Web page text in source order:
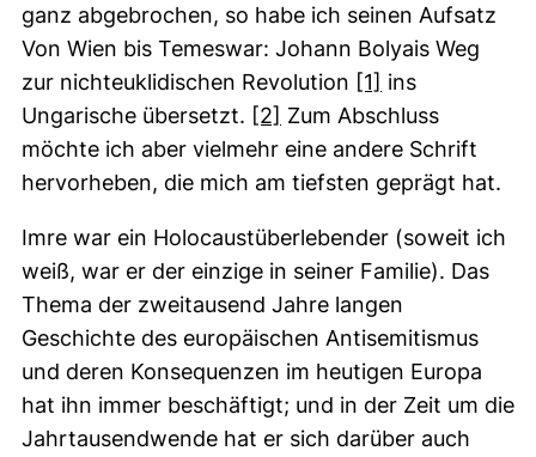
ganz abgebrochen, so habe ich seinen Aufsatz
Von Wien bis Temeswar: Johann Bolyais Weg
zur nichteuklidischen Revolution [1] (externer
ins
Ungarische übersetzt. [2] (externer Link, öffnet
Zum Abschluss
möchte ich aber vielmehr eine andere Schrift
hervorheben, die mich am tiefsten geprägt hat.
Imre war ein Holocaustüberlebender (soweit ich
weiß, war er der einzige in seiner Familie). Das
Thema der zweitausend Jahre langen
Geschichte des europäischen Antisemitismus
und deren Konsequenzen im heutigen Europa
hat ihn immer beschäftigt; und in der Zeit um die
Jahrtausendwende hat er sich darüber auch